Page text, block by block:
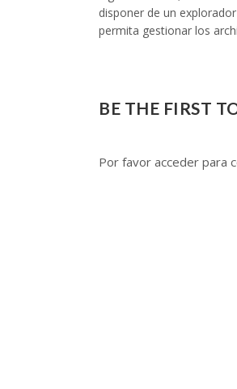
disponer de un
permita gestionar los
BE THE FIRST
Por favor acceder para